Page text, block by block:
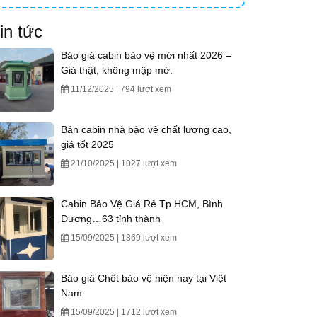
tức
Báo giá cabin bảo vệ mới nhất 2026 –
Giá thật, không mập mờ.
11/12/2025 | 794 lượt xem
Bán cabin nhà bảo vệ chất lượng cao,
giá tốt 2025
21/10/2025 | 1027 lượt xem
Cabin Bảo Vệ Giá Rẻ Tp.HCM, Bình
Dương…63 tỉnh thành
15/09/2025 | 1869 lượt xem
Báo giá Chốt bảo vệ hiện nay tại Việt
Nam
15/09/2025 | 1712 lượt xem